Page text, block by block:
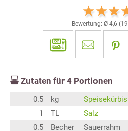
Bewertung: Ø 4,6 (19
Zutaten für 4 Portionen
0.5 kg
Speisekürbis
1
TL
Salz
0.5
Becher
Sauerrahm